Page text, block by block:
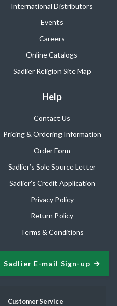
International Distributors
Events
Careers
Online Catalogs
Sadlier Religion Site Map
Help
Contact Us
Pricing & Ordering Information
Order Form
Sadlier’s Sole Source Letter
Sadlier’s Credit Application
Privacy Policy
Return Policy
Terms & Conditions
Sadlier E-mail Sign-up
Customer Service